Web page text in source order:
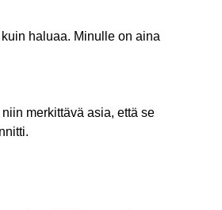
haluaa. Minulle on aina
merkittävä asia, että se